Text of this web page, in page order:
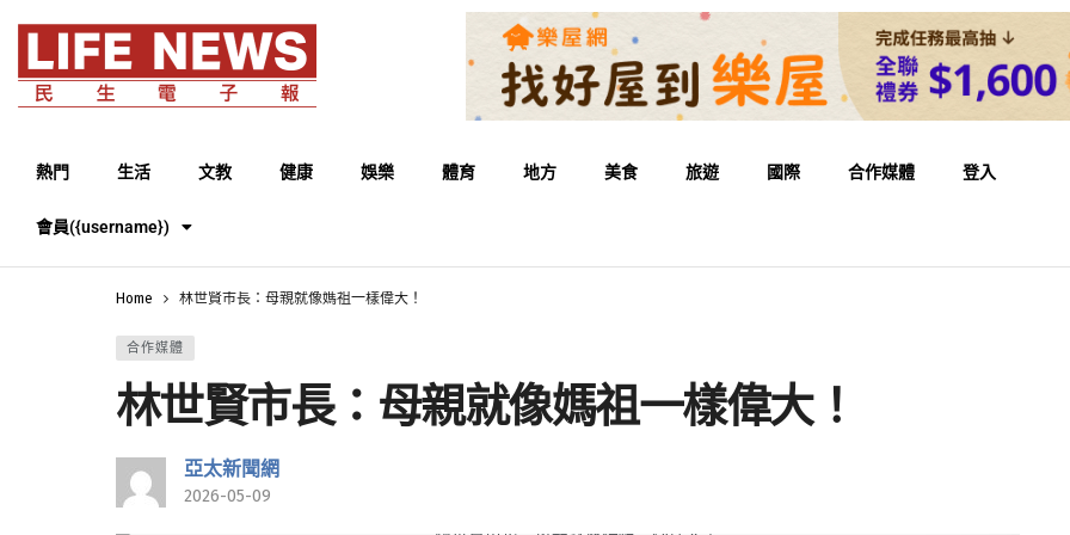
熱門 生活 文教 健康 娛樂 體育 地方 美食 旅遊 國際 合作媒體 登入
會員({username})
Home 林世賢市長：母親就像媽祖一樣偉大！
合作媒體
林世賢市長：母親就像媽祖一樣偉大！
亞太新聞網
2026-05-09